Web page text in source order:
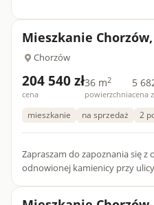
Mieszkanie
Chorzów
204 540 zł
cena
36 m2
powierzchnia
5
cena
mieszkanie na sprzedaż 2
Zapraszam do zapoznania się z
odnowionej kamienicy przy